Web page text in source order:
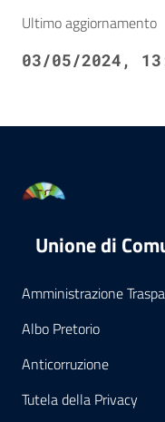
Ultimo aggiornamento
03/05/2024,
Unione di
Amministrazione
Albo Pretorio
Anticorruzione
Tutela della Privacy